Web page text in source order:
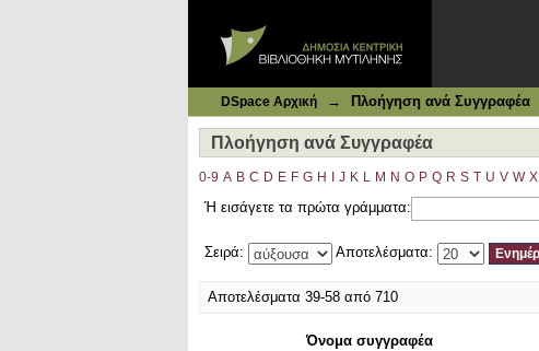
DSpace Αρχική → Πλοήγηση ανά Συγγραφέα
Πλοήγηση ανά Συγγραφέα
0-9 A B C D E F G H J K L M N O P Q R S T U V W X
Ή εισάγετε τα πρώτα γράμματα:
Σειρά: Αποτελέσματα:
Αποτελέσματα 39-58 από 710
Όνομα συγγραφέα